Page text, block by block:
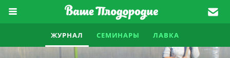
ЖУРНАЛ СЕМИНАРЫ ЛАВКА